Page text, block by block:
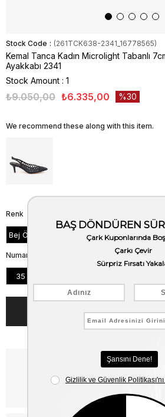
Stock Code (261TCK638-2341_16778565)
Kemal Tanca Kadın Microlight Tabanlı
Ayakkabı 2341
Stock Amount : 1
₺9.050,00 ₺6.335,00 30
We recommend these along with this item.
Renk
Bej Örgu
Numara
35
Notify
down